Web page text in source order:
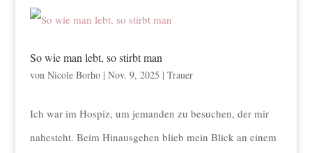
So wie man lebt, so stirbt man
von Nicole Borho| Nov. 9, 2025 | Trauer
Ich war im Hospiz, um jemanden zu besuchen, der mir
nahesteht. Beim Hinausgehen blieb mein Blick an einem